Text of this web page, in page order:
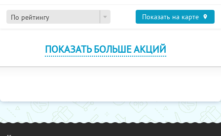
По рейтингу Показать на карте
ПОКАЗАТЬ БОЛЬШЕ АКЦИЙ